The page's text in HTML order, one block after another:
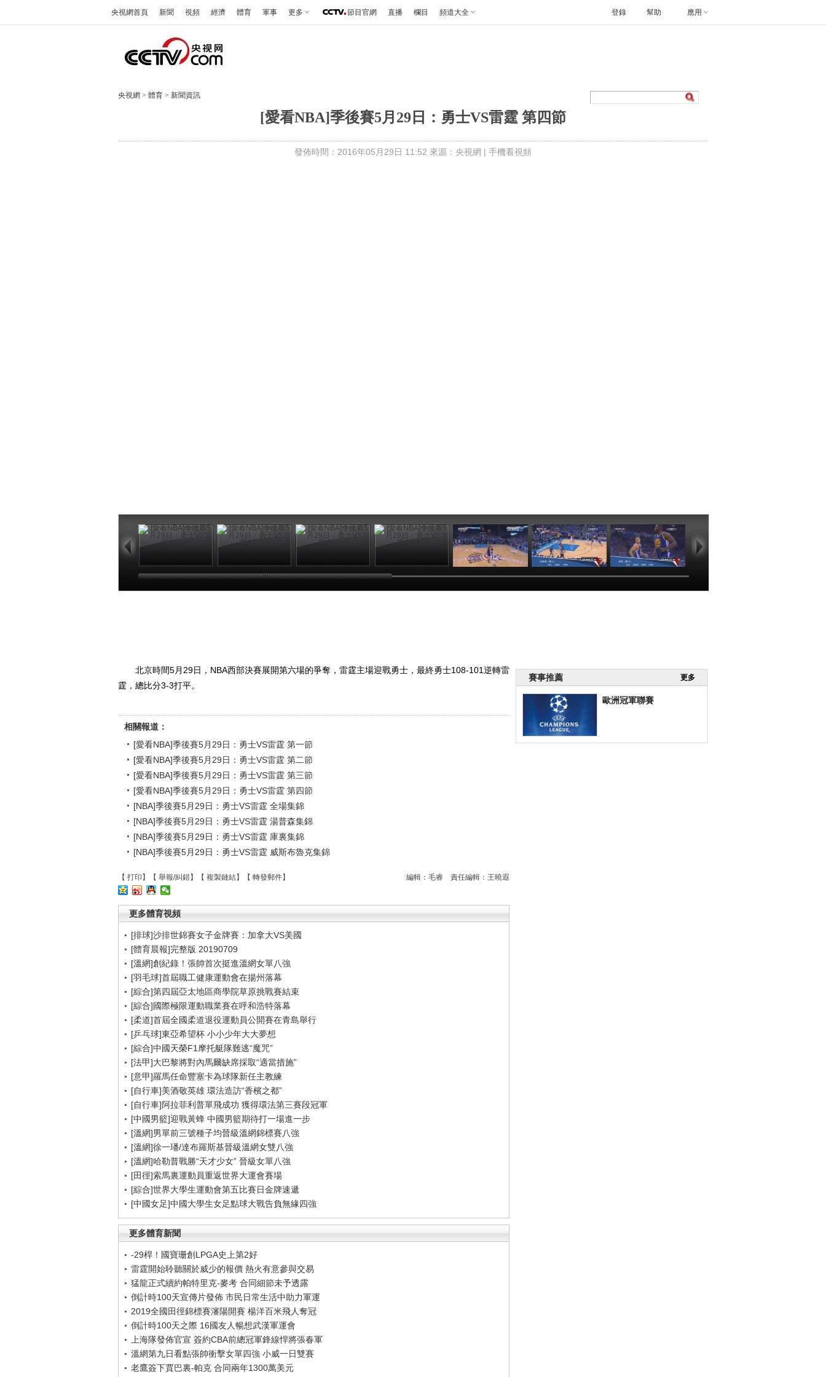
央視網首頁 新聞 視頻 經濟 體育 軍事 更多 節目官網 直播 欄目 頻道大全 幫助 應用
登錄
央視網 > 體育 > 新聞資訊
[愛看NBA]季後賽5月29日：勇士VS雷霆 第四節
發佈時間：2016年05月29日 11:52 來源：央視網 | 手機看視頻
[愛看NBA]季後賽
雷霆 第一節
[愛看NBA]季後賽
雷霆 第二節
[愛看NBA]季後賽
雷霆 第三節
[愛看NBA]季後賽
雷霆 第四節
[NBA]季後賽5月
霆 全場集錦
[NBA]季後賽5月
霆 湯普森集錦
[NBA]季後賽5月
霆 庫裏集錦
霆 威斯布魯克集
賽事推薦 更多
歐洲冠軍聯賽
北京時間5月29日，NBA西部決賽展開第六場的爭奪，雷霆主場迎戰勇士，最終勇士108-101逆轉雷
霆，總比分3-3打平。
相關報道：
[愛看NBA]季後賽5月29日：勇士VS雷霆 第一節
[愛看NBA]季後賽5月29日：勇士VS雷霆 第二節
[愛看NBA]季後賽5月29日：勇士VS雷霆 第三節
[愛看NBA]季後賽5月29日：勇士VS雷霆 第四節
[NBA]季後賽5月29日：勇士VS雷霆 全場集錦
[NBA]季後賽5月29日：勇士VS雷霆 湯普森集錦
[NBA]季後賽5月29日：勇士VS雷霆 庫裏集錦
[NBA]季後賽5月29日：勇士VS雷霆 威斯布魯克集錦
編輯：毛睿 責任編輯：王曉遐
【 打印 】【 舉報/糾錯】【 複製鏈結】【 轉發郵件】
更多體育視頻
[排球]沙排世錦賽女子金牌賽：加拿大VS美國
[體育晨報]完整版 20190709
[溫網]創紀錄！張帥首次挺進溫網女單八強
[羽毛球]首屆職工健康運動會在揚州落幕
[綜合]第四屆亞太地區商學院草原挑戰賽結束
[綜合]國際極限運動職業賽在呼和浩特落幕
[柔道]首屆全國柔道退役運動員公開賽在青島舉行
[乒乓球]東亞希望杯 小小少年大大夢想
[綜合]中國天榮F1摩托艇隊難逃“魔咒”
[法甲]大巴黎將對內馬爾缺席採取“適當措施”
[意甲]羅馬任命豐塞卡為球隊新任主教練
[自行車]美酒敬英雄 環法造訪“香檳之都”
[自行車]阿拉菲利普單飛成功 獲得環法第三賽段冠軍
[中國男籃]迎戰黃蜂 中國男籃期待打一場進一步
[溫網]男單前三號種子均晉級溫網錦標賽八強
[溫網]徐一璠/達布羅斯基晉級溫網女雙八強
[溫網]哈勒普戰勝“天才少女” 晉級女單八強
[田徑]索馬裏運動員重返世界大運會賽場
[綜合]世界大學生運動會第五比賽日金牌速遞
[中國女足]中國大學生女足點球大戰告負無緣四強
更多體育新聞
-29桿！國寶珊創LPGA史上第2好
雷霆開始聆聽關於威少的報價 熱火有意參與交易
猛龍正式續約帕特里克-麥考 合同細節未予透露
倒計時100天宣傳片發佈 市民日常生活中助力軍運
2019全國田徑錦標賽瀋陽開賽 楊洋百米飛人奪冠
倒計時100天之際 16國友人暢想武漢軍運會
上海隊發佈官宣 簽約CBA前總冠軍鋒線悍將張春軍
溫網第九日看點張帥衝擊女單四強 小威一日雙賽
老鷹簽下賈巴裏-帕克 合同兩年1300萬美元